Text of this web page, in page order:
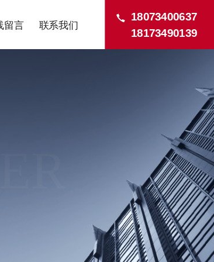
18073400637
18173490139
留言 联系我们